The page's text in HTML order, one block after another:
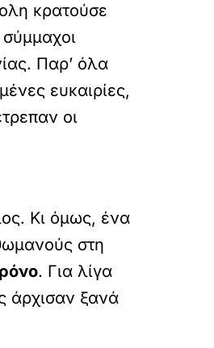
κρατούσε
Παρ’ όλα
ευκαιρίες,
οι
Κι όμως, ένα
στη
. Για λίγα
άρχισαν ξανά